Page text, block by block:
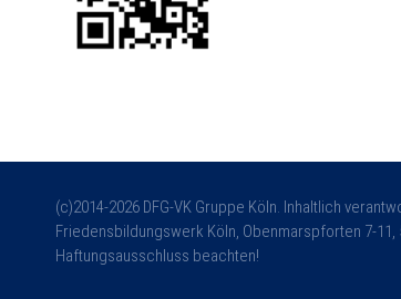
(c)2014-2026 DFG-VK Gruppe Köln. Inhaltlich
Friedensbildungswerk Köln, Obenmarspforten 7-
Haftungsausschluss beachten!